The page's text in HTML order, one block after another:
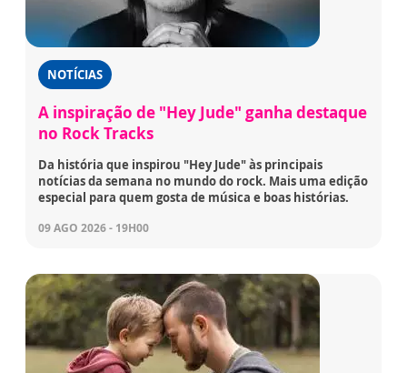
NOTÍCIAS
A inspiração de "Hey Jude" ganha destaque
no Rock Tracks
Da história que inspirou "Hey Jude" às principais
notícias da semana no mundo do rock. Mais uma edição
especial para quem gosta de música e boas histórias.
09 AGO 2026 - 19H00